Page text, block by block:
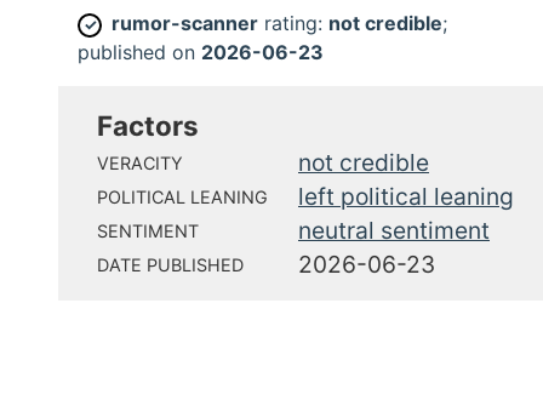
✓ rumor-scanner rating: not credible;
published on 2026-06-23
Factors
VERACITY not credible
POLITICAL LEANING left political leaning
SENTIMENT neutral sentiment
DATE PUBLISHED 2026-06-23